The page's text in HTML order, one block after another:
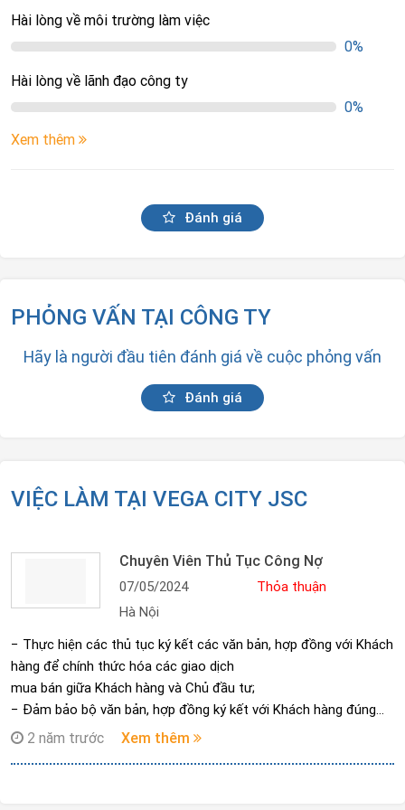
Hài lòng về môi trường làm việc
0%
Hài lòng về lãnh đạo công ty
0%
Xem thêm
Đánh giá
PHỎNG VẤN TẠI CÔNG TY
Hãy là người đầu tiên đánh giá về cuộc phỏng vấn
Đánh giá
VIỆC LÀM TẠI VEGA CITY JSC
Chuyên Viên Thủ Tục Công Nợ
07/05/2024
Thỏa thuận
Hà Nội
− Thực hiện các thủ tục ký kết các văn bản, hợp đồng với Khách
hàng để chính thức hóa các giao dịch
mua bán giữa Khách hàng và Chủ đầu tư;
− Đảm bảo bộ văn bản, hợp đồng ký kết với Khách hàng đúng
với bộ mẫu văn bản, hợp đồng đã được phê duyệt,
2 năm trước Xem thêm